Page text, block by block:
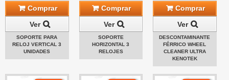
Comprar
Ver
SOPORTE PARA
RELOJ VERTICAL 3
UNIDADES
Comprar
Ver
SOPORTE
HORIZONTAL 3
RELOJES
Comprar
Ver
DESCONTAMINANTE
FÉRRICO WHEEL
CLEANER ULTRA
KENOTEK